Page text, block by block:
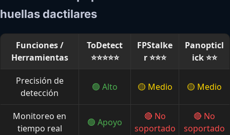
huellas dactilares
Funciones /
Herramientas
ToDetect
⭐⭐⭐⭐⭐
FPStalke
r ⭐⭐⭐
Panopticl
ick ⭐⭐
Precisión de
detección
🟢 Alto 🟡 Medio 🟡 Medio
Monitoreo en
tiempo real
🟢 Apoyo
🔴 No
soportado
🔴 No
soportado